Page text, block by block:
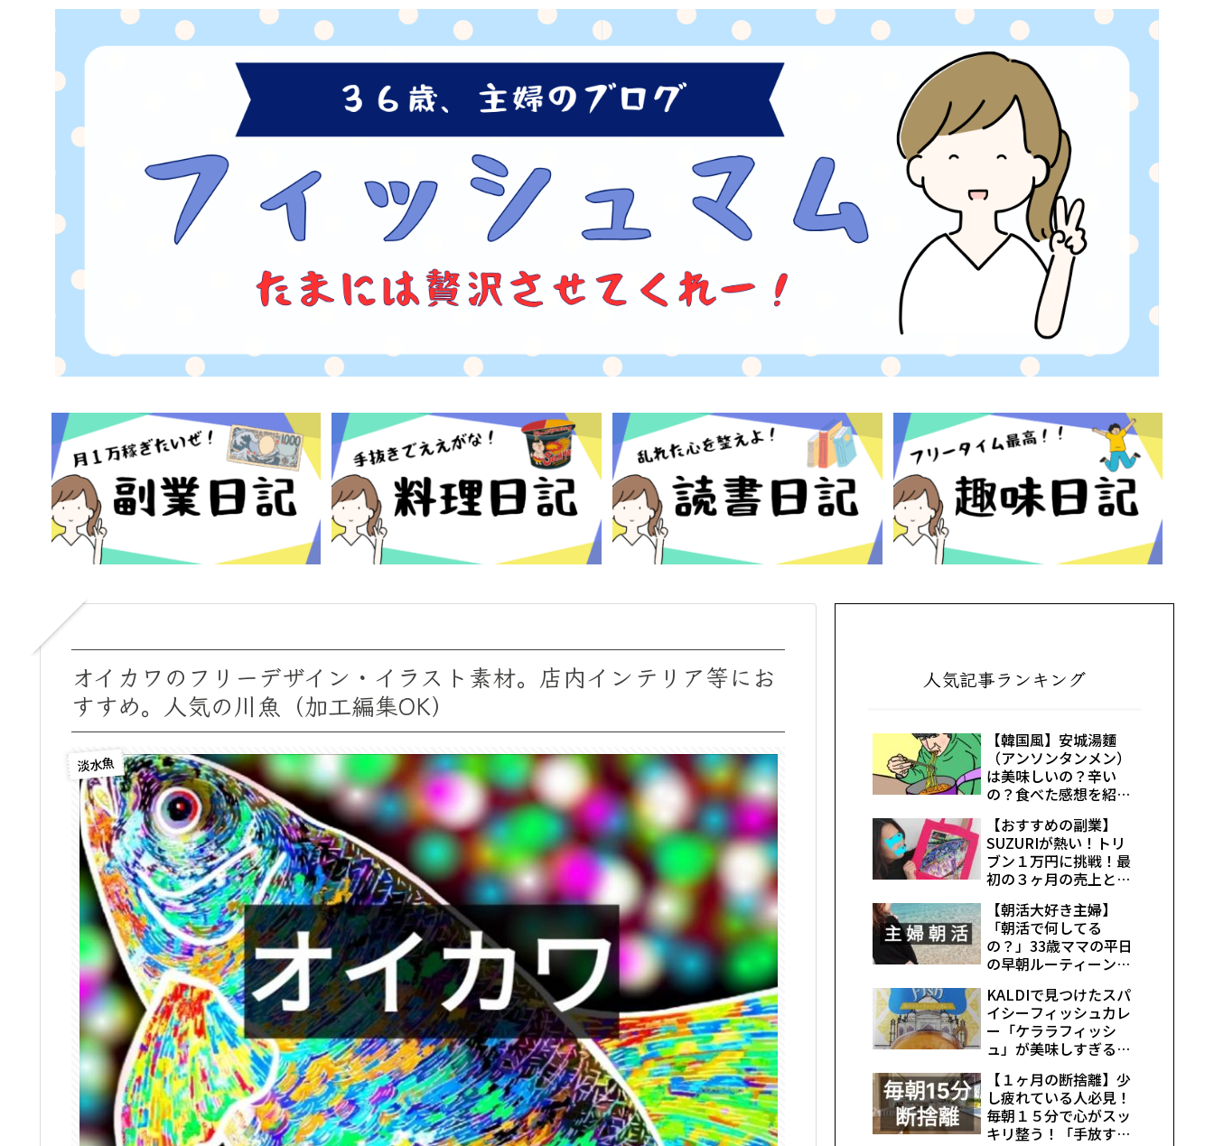
オイカワのフリーデザイン・イラスト素材。店内インテリア等にお
すすめ。人気の川魚（加工編集OK）
淡水魚
人気記事ランキング
【韓国風】安城湯麵
（アンソンタンメン）
は美味しいの？辛い
の？食べた感想を紹
を加えて１０分でボリ
ューム満点昼ごはんを
作ってみた。
【おすすめの副業】
SUZURIが熱い！トリ
ブン１万円に挑戦！最
初の３ヶ月の売上と販
コツを紹介
【朝活大好き主婦】
「朝活で何してる
の？」33歳ママの平日
の早朝ルーティーン。
KALDIで見つけたスパ
イシーフィッシュカレ
ー「ケララフィッシ
ュ」が美味しすぎる。
ームアップしてみた結
果。
【１ヶ月の断捨離】少
し疲れている人必見！
毎朝１５分で心がスッ
キリ整う！「手放す」